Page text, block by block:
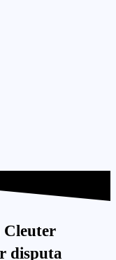
Cleuter
disputa